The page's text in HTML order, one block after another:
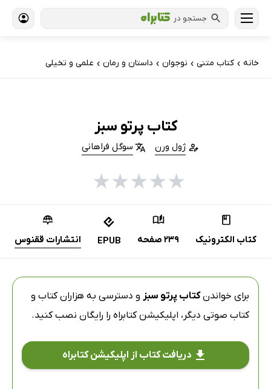
جستجو در
خانه › کتاب‌ متنی › نوجوان › داستان و رمان › علمی و تخیلی
کتاب پرتو سبز
ژول ورن سوگل فراهانی
★
★
★
★
★
کتاب الکترونیک 239 صفحه EPUB انتشارات ققنوس
برای خواندنکتاب پرتو سبز و دسترسی به هزاران کتاب و
کتاب صوتی دیگر، اپلیکیشن کتابراه را رایگان نصب کنید.
دریافت کتاب از اپلیکیشن کتابراه